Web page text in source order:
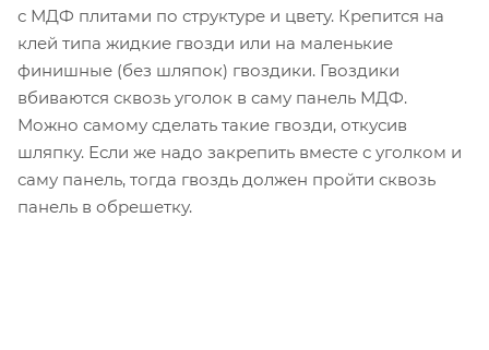
с МДФ плитами по структуре и цвету. Крепится на
клей типа жидкие гвозди или на маленькие
финишные (без шляпок) гвоздики. Гвоздики
вбиваются сквозь уголок в саму панель МДФ.
Можно самому сделать такие гвозди, откусив
шляпку. Если же надо закрепить вместе с уголком и
саму панель, тогда гвоздь должен пройти сквозь
панель в обрешетку.